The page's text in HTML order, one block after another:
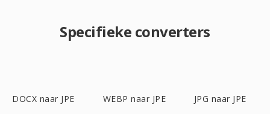
Specifieke converters
DOCX naar JPE WEBP naar JPE JPG naar JPE